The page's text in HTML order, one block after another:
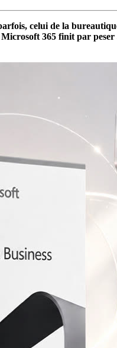
celui de la
365 finit par